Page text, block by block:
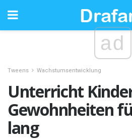
ad
Tweens Wachstumsentwicklung
Unterricht
Gewohnheiten
lang